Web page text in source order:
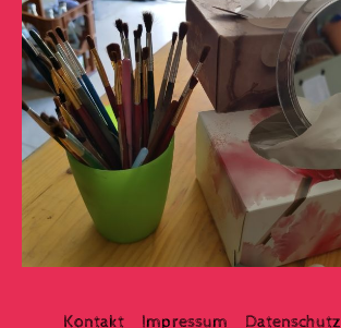
Werkschau der Kindergruppen
Gastspiel von -La Corneille Bleue-
Jahresempfang 2026
Tallarinconbanana
Galerie
Bürowagen
Kontakt Impressum Datenschutz